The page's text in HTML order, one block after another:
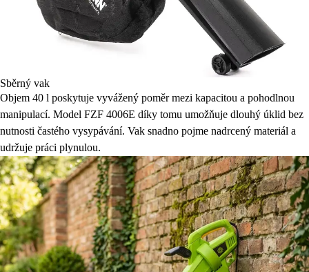
Sběrný vak
Objem 40 l poskytuje vyvážený poměr mezi kapacitou a pohodlnou
manipulací. Model FZF 4006E díky tomu umožňuje dlouhý úklid bez
nutnosti častého vysypávání. Vak snadno pojme nadrcený materiál a
udržuje práci plynulou.